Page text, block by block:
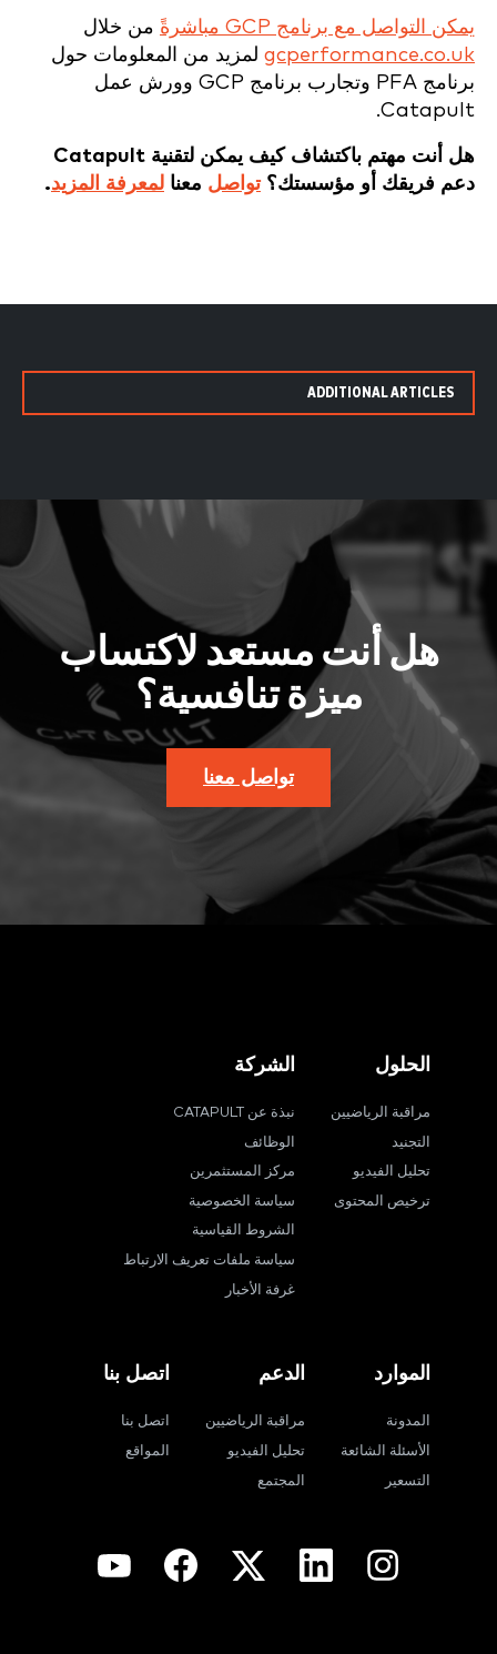
يمكن التواصل مع برنامج GCP مباشرةً
من خلال
gcperformance.co.uk لمزيد من المعلومات حول
برنامج PFA وتجارب برنامج GCP وورش عمل
Catapult.
هل أنت مهتم باكتشاف كيف يمكن لتقنية Catapult
دعم فريقك أو مؤسستك؟تواصل معنا لمعرفة المزيد.
ADDITIONAL ARTICLES
هل أنت مستعد لاكتساب
ميزة تنافسية؟
تواصل معنا
الحلول
مراقبة الرياضيين
التجنيد
تحليل الفيديو
ترخيص المحتوى
الشركة
نبذة عن CATAPULT
الوظائف
مركز المستثمرين
سياسة الخصوصية
الشروط القياسية
سياسة ملفات تعريف الارتباط
غرفة الأخبار
الموارد
المدونة
الأسئلة الشائعة
التسعير
الدعم
مراقبة الرياضيين
تحليل الفيديو
المجتمع
اتصل بنا
اتصل بنا
المواقع